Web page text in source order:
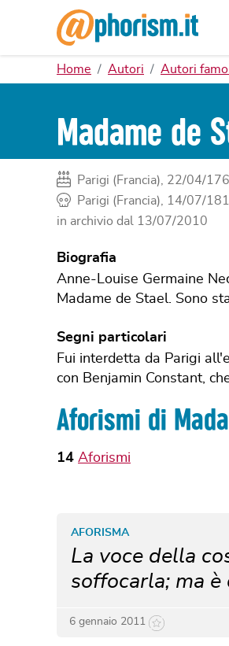
Home Autori Autori
Madame de
Parigi (Francia), 22/04/
Parigi (Francia), 14/07/
in archivio dal 13/07/2010
Biografia
Anne-Louise Germaine
Madame de Stael. Sono
Segni particolari
Fui interdetta da Parigi
con Benjamin Constant,
Aforismi di
14 Aforismi
La voce della
soffocarla; ma è
AFORISMA
6 gennaio 2011